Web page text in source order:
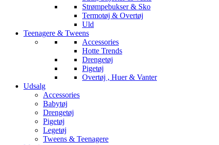
Strømpebukser & Sko
Termotøj & Overtøj
Uld
Teenagere & Tweens
Accessories
Hotte Trends
Drengetøj
Pigetøj
Overtøj , Huer & Vanter
Udsalg
Accessories
Babytøj
Drengetøj
Pigetøj
Legetøj
Tweens & Teenagere